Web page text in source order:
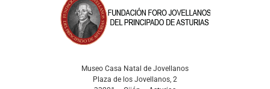
Museo Casa Natal de Jovellanos
Plaza de los Jovellanos, 2